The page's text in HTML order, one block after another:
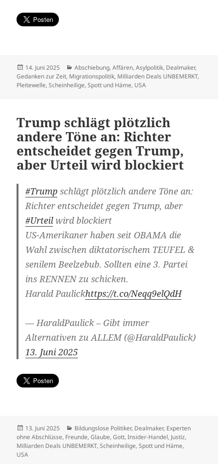
Veröffentlicht
am
14. Juni 2025 Kategorien
Abschiebung,Affären,Asylpolitik, Dealmaker,
Gedanken zur Zeit, Migrationspolitik, Milliarden Deals UNBEMERKT,
Pleitewelle,Scheinheilige,Spott und Häme, USA
Trump schlägt plötzlich
andere Töne an: Richter
entscheidet gegen Trump,
aber Urteil wird blockiert
#Trump schlägt plötzlich andere Töne an:
Richter entscheidet gegen Trump, aber
#Urteilwird blockiert
US-Amerikaner haben seit OBAMA die
Wahl zwischen diktatorischem TEUFEL &
senilem Beelzebub. Sollten eine 3. Partei
ins RENNEN zu schicken.
Harald Paulickhttps://t.co/Neqq9elQdH
— HaraldPaulick – Gibt immer
Alternativen zu ALLEM (@HaraldPaulick)
13. Juni 2025
Veröffentlicht
am
13. Juni 2025 Kategorien
Bildungslose Politiker, Dealmaker, Experten
ohne Abschlüsse, Freunde,Glaube,Gott,Insider-Handel, Justiz,
Milliarden Deals UNBEMERKT,Scheinheilige,Spott und Häme,
USA